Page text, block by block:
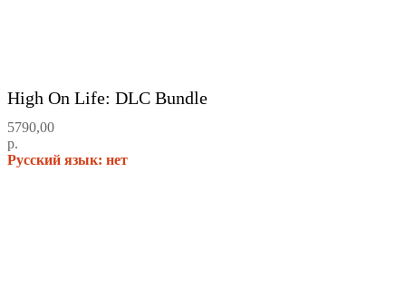
High On Life: DLC Bundle
5790,00
р.
Русский язык: нет